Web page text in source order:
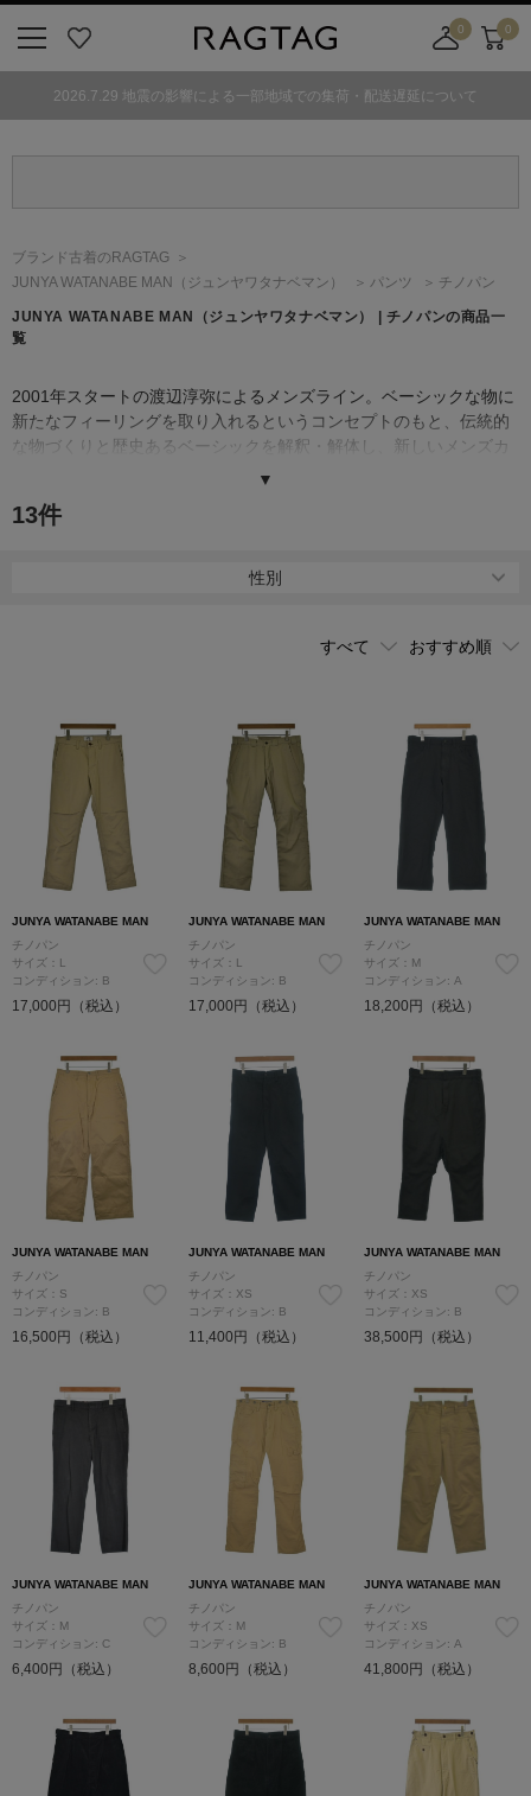
気
0
舗
カ
0
2026.7.29 地震の影響による一部地域での集荷・配送遅延について
ブランド古着のRAGTAG
JUNYA WATANABE MAN
（ジュンヤワタナベマン） パンツ チノパン
JUNYA WATANABE MAN （ジュンヤワタナベマン）
| チノパンの商品一
覧
2001年スタートの渡辺淳弥によるメンズライン。ベーシックな物に
新たなフィーリングを取り入れるというコンセプトのもと、伝統的
な物づくりと歴史あるベーシックを解釈・解体し、新しいメンズカ
［MONCLER（モンクレール）］、［LOEWE（ロエベ）］、
学反応を見せた。セカンドラインとして［eYe JUNYA WATANABE
▼
13件
性別
JUNYA WATANABE MAN
チノパン
サイズ：L
コンディション: B
17,000円（税込）
JUNYA WATANABE MAN
チノパン
サイズ：L
コンディション: B
17,000円（税込）
JUNYA WATANABE MAN
チノパン
サイズ：M
コンディション: A
18,200円（税込）
JUNYA WATANABE MAN
チノパン
サイズ：S
コンディション: B
16,500円（税込）
JUNYA WATANABE MAN
チノパン
サイズ：XS
コンディション: B
11,400円（税込）
JUNYA WATANABE MAN
チノパン
サイズ：XS
コンディション: B
38,500円（税込）
JUNYA WATANABE MAN
チノパン
サイズ：M
コンディション: C
6,400円（税込）
JUNYA WATANABE MAN
チノパン
サイズ：M
コンディション: B
8,600円（税込）
JUNYA WATANABE MAN
チノパン
サイズ：XS
コンディション: A
41,800円（税込）